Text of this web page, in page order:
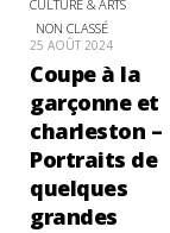
CULTURE & ARTS
NON CLASSÉ
25 AOÛT 2024
Coupe à la
garçonne et
charleston –
Portraits de
quelques
grandes